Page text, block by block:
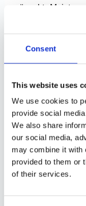
Consent
This website uses
We use cookies to
provide social
We also share
our social media,
may combine it with
provided to them or
of their services.
wünscht.
Glanzgrad 40
das Recht vor, zu
lackiert wird.
Alle Wände und
der gewünschten
werden die Wände
25 gestrichen. UG
wählen, mit